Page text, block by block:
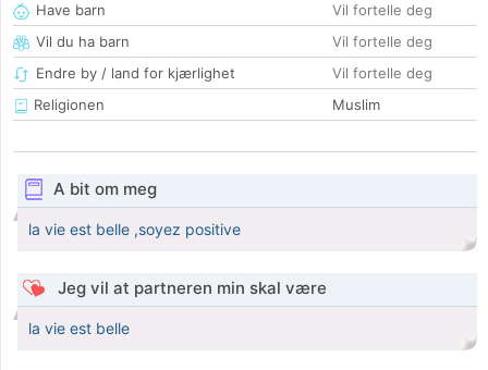
Have barn
Vil fortelle deg
Vil du ha barn
Vil fortelle deg
Endre by / land for kjærlighet
Vil fortelle deg
Religionen
Muslim
A bit om meg
la vie est belle ,soyez positive
Jeg vil at partneren min skal være
la vie est belle